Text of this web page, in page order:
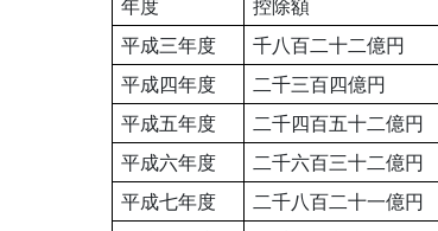
平成三年度
千八百二十二億円
平成四年度
二千三百四億円
平成五年度
二千四百五十二億円
平成六年度
二千六百三十二億円
平成七年度
二千八百二十一億円